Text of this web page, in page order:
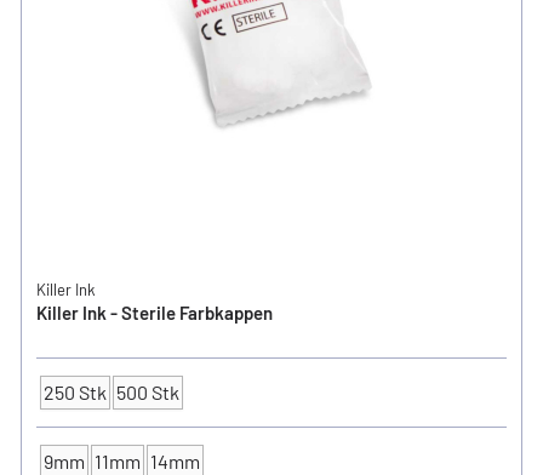
Killer Ink
Killer Ink - Sterile Farbkappen
Verpackungseinheit
250 Stk 500 Stk
9mm 11mm 14mm